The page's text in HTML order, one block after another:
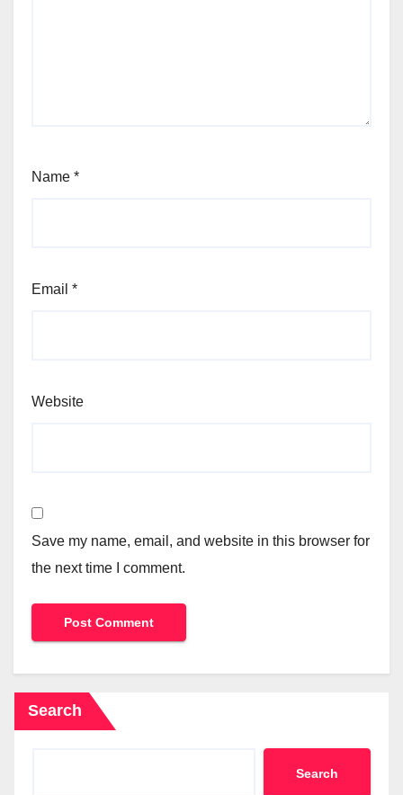
Name *
Email *
Website
Save my name, email, and website in this browser for
the next time I comment.
Search
Search